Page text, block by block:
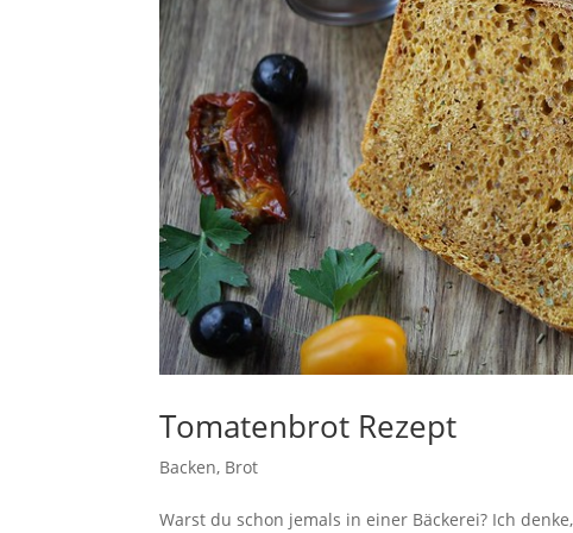
Tomatenbrot Rezept
Backen, Brot
Warst du schon jemals in einer Bäckerei? Ich